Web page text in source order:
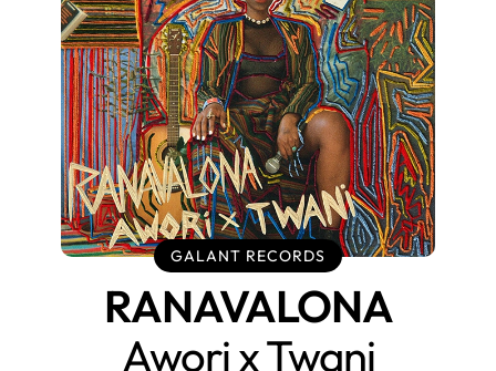
GALANT RECORDS
RANAVALONA
Awori x Twani